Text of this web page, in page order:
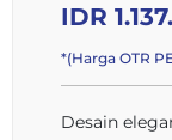
IDR
*(Harga OTR
Desain